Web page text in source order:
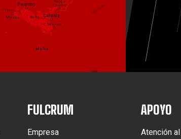
FULCRUM
Empresa
APOYO
Atención